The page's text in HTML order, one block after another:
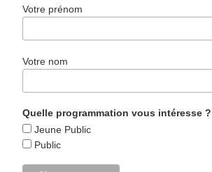
Votre prénom
Votre nom
Quelle programmation vous intéresse ?
Jeune Public
Public